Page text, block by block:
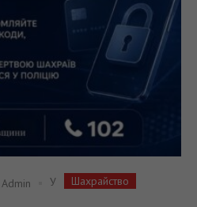
Admin У Шахрайство